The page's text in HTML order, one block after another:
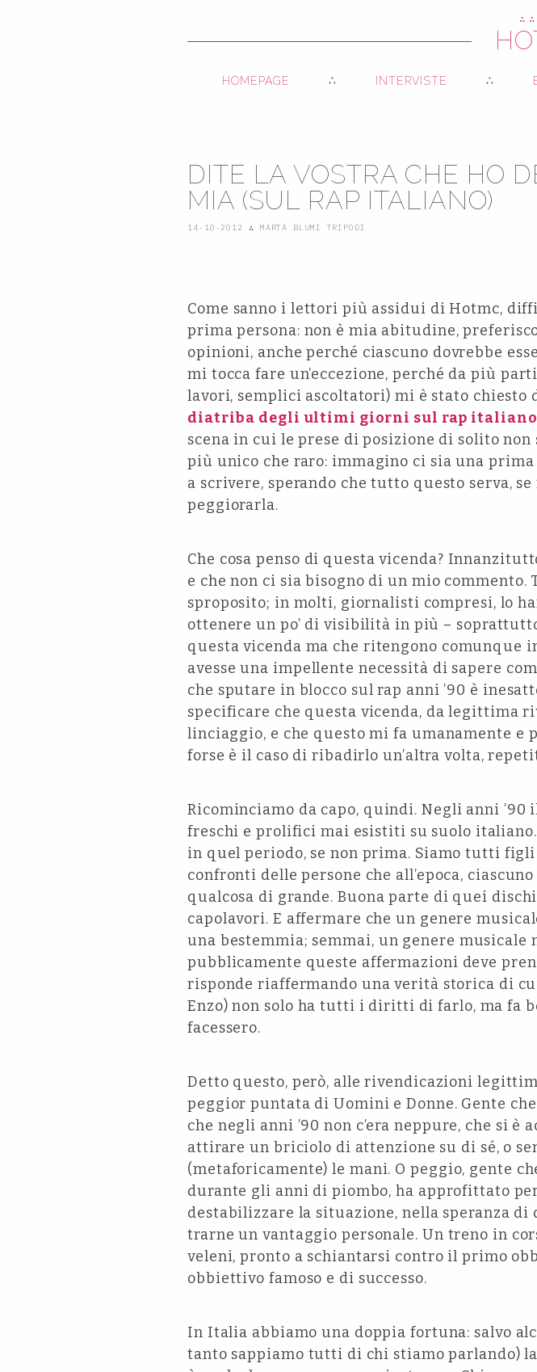
HOMEPAGE INTERVISTE
DITE LA VOSTRA CHE HO
MIA (SUL RAP ITALIANO)
14-10-2012 ∴ MARTA BLUMI TRIPODI
Come sanno i lettori più assidui di Hotmc,
prima persona: non è mia abitudine,
opinioni, anche perché ciascuno dovrebbe
mi tocca fare un’eccezione, perché da più
lavori, semplici ascoltatori) mi è stato chiesto
diatriba degli ultimi giorni sul rap italiano
scena in cui le prese di posizione di solito non
più unico che raro: immagino ci sia una
a scrivere, sperando che tutto questo serva,
peggiorarla.
Che cosa penso di questa vicenda?
e che non ci sia bisogno di un mio
sproposito; in molti, giornalisti compresi, lo
ottenere un po’ di visibilità in più –
questa vicenda ma che ritengono comunque
avesse una impellente necessità di sapere
che sputare in blocco sul rap anni ’90 è
specificare che questa vicenda, da legittima
linciaggio, e che questo mi fa umanamente e
forse è il caso di ribadirlo un’altra volta,
Ricominciamo da capo, quindi. Negli anni
freschi e prolifici mai esistiti su suolo
in quel periodo, se non prima. Siamo tutti
confronti delle persone che all’epoca,
qualcosa di grande. Buona parte di quei
capolavori. E affermare che un genere
una bestemmia; semmai, un genere musicale
pubblicamente queste affermazioni deve
risponde riaffermando una verità storica di
Enzo) non solo ha tutti i diritti di farlo, ma fa
facessero.
Detto questo, però, alle rivendicazioni
peggior puntata di Uomini e Donne. Gente che
che negli anni ’90 non c’era neppure, che si
attirare un briciolo di attenzione su di sé, o
(metaforicamente) le mani. O peggio, gente
durante gli anni di piombo, ha approfittato
destabilizzare la situazione, nella speranza
trarne un vantaggio personale. Un treno in
veleni, pronto a schiantarsi contro il primo
obbiettivo famoso e di successo.
In Italia abbiamo una doppia fortuna: salvo
tanto sappiamo tutti di chi stiamo parlando)